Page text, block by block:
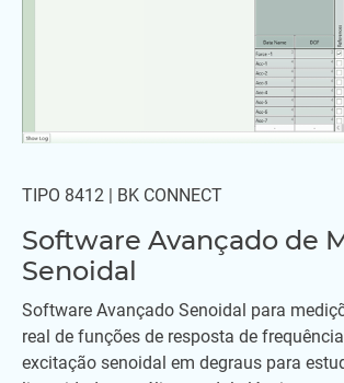
TIPO 8412 | BK CONNECT
Software Avançado de
Senoidal
Software Avançado Senoidal para
real de funções de resposta de
excitação senoidal em degraus para